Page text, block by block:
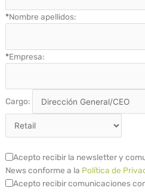
*Nombre apellidos:
*Empresa:
Cargo:
Acepto recibir la newsletter y
News conforme a la Política de
Acepto recibir comunicaciones